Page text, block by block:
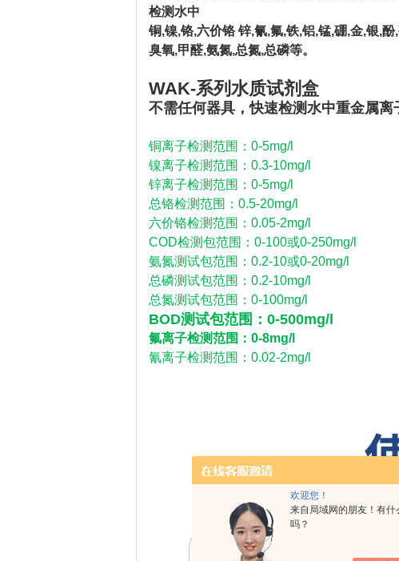
欢迎您！
来自局域网的朋友！有什
吗？
检测水中
铜,镍,铬,六价铬 锌,氰,氟,铁,铝,锰,硼,金,银,
臭氧,甲醛,氨氮,总氮,总磷等。
WAK-系列水质试剂盒
不需任何器具，快速检测水中重金属
铜离子检测范围：0-5mg/l
镍离子检测范围：0.3-10mg/l
锌离子检测范围：0-5mg/l
总铬检测范围：0.5-20mg/l
六价铬检测范围：0.05-2mg/l
COD检测包范围：0-100或0-250mg/l
氨氮测试包范围：0.2-10或0-20mg/l
总磷测试包范围：0.2-10mg/l
总氮测试包范围：0-100mg/l
BOD测试包范围：0-500mg/l
氟离子检测范围：0-8mg/l
氰离子检测范围：0.02-2mg/l